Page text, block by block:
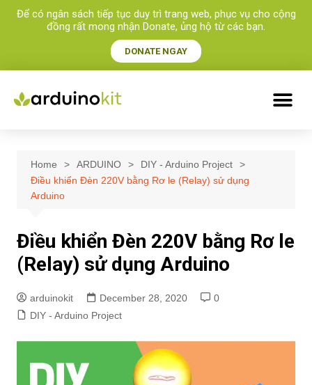
Để có ngân sách tiếp tục duy trì trang web, phục vụ cho cộng
đồng rất mong nhận Donate, ủng hộ từ các bạn.​
DONATE NGAY
Home ARDUINO
DIY - Arduino Project
Điều khiển Đèn 220V bằng Rơ le (Relay) sử dụng
Arduino
Điều khiển Đèn 220V bằng Rơ le
(Relay) sử dụng Arduino
arduinokit December 28, 2020
0
DIY - Arduino Project